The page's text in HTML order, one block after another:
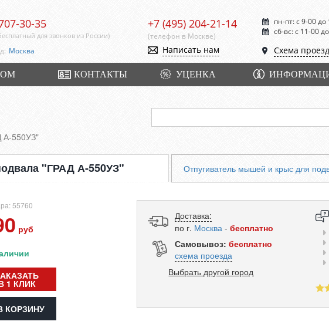
30-35
для звонков из России)
Москва
+7 (495) 204-21-14
(телефон в Москве)
Написать нам
пн-пт: с 9-00 до
сб-вс: с 11-00
Схема
КОНТАКТЫ УЦЕНКА
А-550УЗ"
"ГРАД А-550УЗ" Отпугиватель мышей и крыс для
55760
руб
1 КЛИК
КОРЗИНУ
Доставка:
по г. Москва -бесплатно
Самовывоз: бесплатно
схема проезда
Выбрать другой город